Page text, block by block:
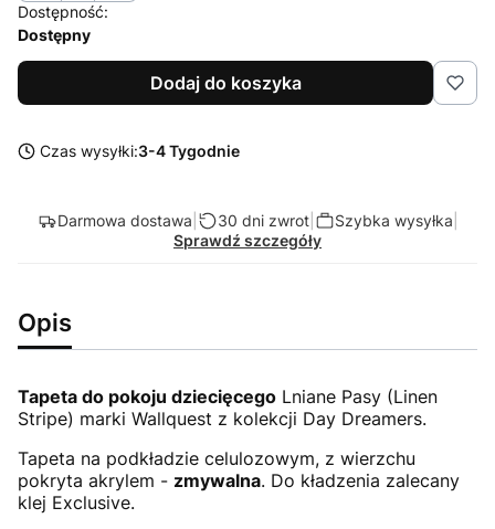
Dostępność:
Dostępny
Dodaj do koszyka
Czas wysyłki:3-4 Tygodnie
Darmowa dostawa 30 dni zwrot| Szybka wysyłka
Sprawdź szczegóły
Opis
Tapeta do pokoju dziecięcego Lniane Pasy (Linen
Stripe) marki Wallquest z kolekcji Day Dreamers.
Tapeta na podkładzie celulozowym, z wierzchu
pokryta akrylem - zmywalna. Do kładzenia zalecany
klej Exclusive.